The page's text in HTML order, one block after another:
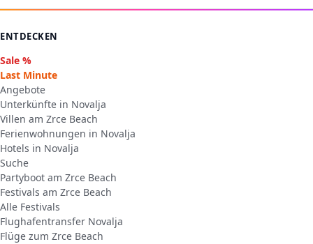
ENTDECKEN
Sale %
Last Minute
Angebote
Unterkünfte in Novalja
Villen am Zrce Beach
Ferienwohnungen in Novalja
Hotels in Novalja
Suche
Partyboot am Zrce Beach
Festivals am Zrce Beach
Alle Festivals
Flughafentransfer Novalja
Flüge zum Zrce Beach